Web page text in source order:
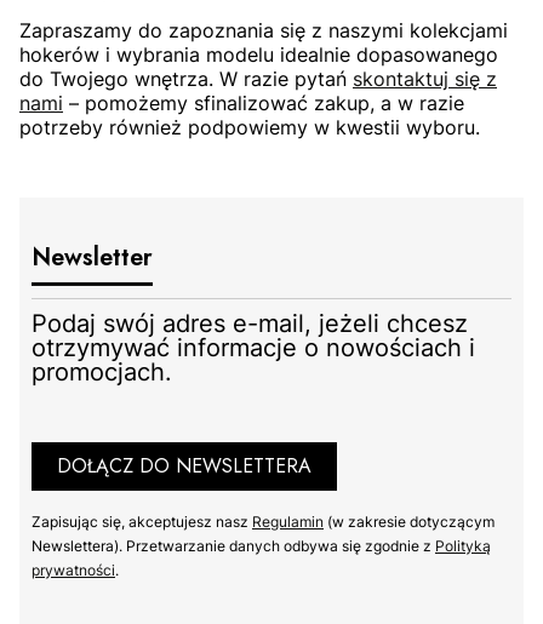
Zapraszamy do zapoznania się z naszymi kolekcjami
hokerów i wybrania modelu idealnie dopasowanego
do Twojego wnętrza. W razie pytań skontaktuj się z
nami – pomożemy sfinalizować zakup, a w razie
potrzeby również podpowiemy w kwestii wyboru.
Newsletter
Podaj swój adres e-mail, jeżeli chcesz
otrzymywać informacje o nowościach i
promocjach.
DOŁĄCZ DO NEWSLETTERA
Zapisując się, akceptujesz nasz Regulamin (w zakresie dotyczącym
Newslettera). Przetwarzanie danych odbywa się zgodnie z Polityką
prywatności.